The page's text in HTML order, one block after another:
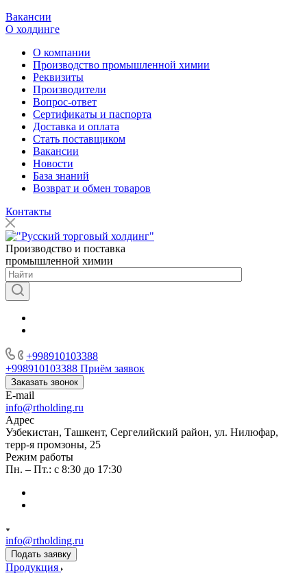
Вакансии
О холдинге
О компании
Производство промышленной химии
Реквизиты
Производители
Вопрос-ответ
Сертификаты и паспорта
Доставка и оплата
Стать поставщиком
Вакансии
Новости
База знаний
Возврат и обмен товаров
Контакты
Производство и поставка
промышленной химии
+998910103388
+998910103388 Приём заявок
Заказать звонок
E-mail
info@rtholding.ru
Адрес
Узбекистан, Ташкент, Сергелийский район, ул. Нилюфар,
терр-я промзоны, 25
Режим работы
Пн. – Пт.: с 8:30 до 17:30
info@rtholding.ru
Подать заявку
Продукция